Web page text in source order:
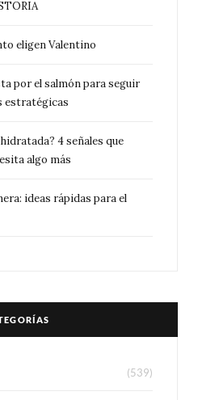
eligen Valentino
por el salmón para seguir
estratégicas
4 señales que
algo más
ideas rápidas para el
(539)